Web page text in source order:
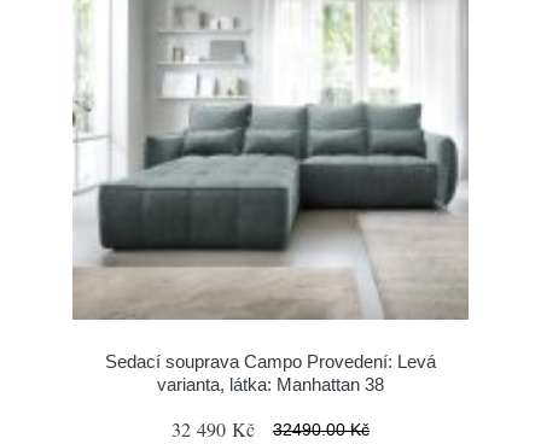
Sedací souprava Campo Provedení: Levá
varianta, látka: Manhattan 38
32 490 Kč 32490.00 Kč